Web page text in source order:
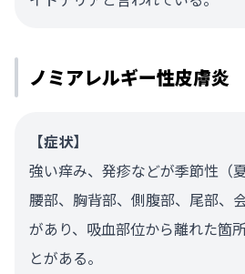
ノミアレルギー性皮膚炎
【症状】
強い痒み、発疹などが季節性（
腰部、胸背部、側腹部、尾部、
があり、吸血部位から離れた箇
とがある。